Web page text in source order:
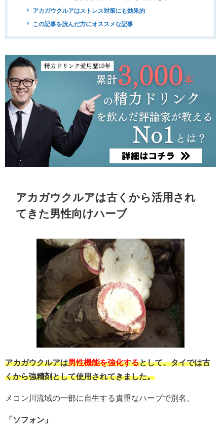
アカガウクルアはストレス対策にも効果的
この記事を読んだ方にオススメな記事
アカガウクルアは古くから活用され
てきた男性向けハーブ
アカガウクルアは男性機能を強化するとして、タイでは古
くから強精剤として使用されてきました。
メコン川流域の一部に自生する貴重なハーブで別名、
「ソフォン」